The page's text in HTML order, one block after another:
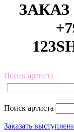
Поиск артиста
Поиск артиста
Заказать